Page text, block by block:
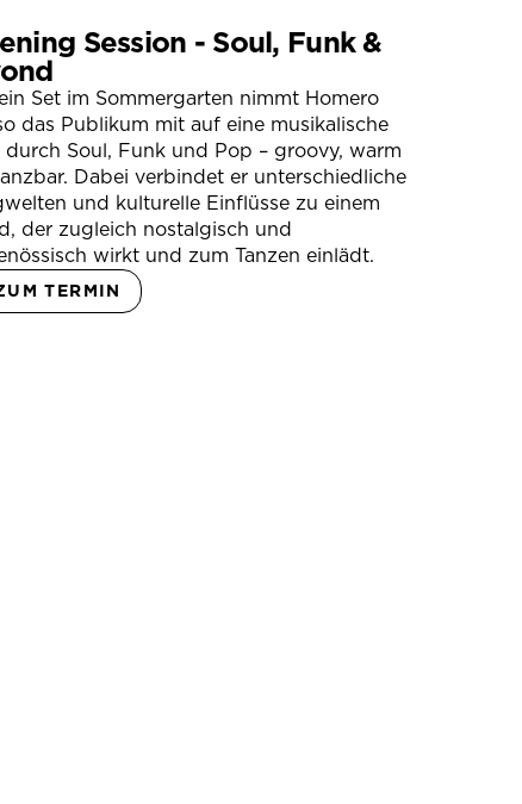
Session - Soul, Funk &
Set im Sommergarten nimmt Homero
das Publikum mit auf eine musikalische
durch Soul, Funk und Pop – groovy, warm
Dabei verbindet er unterschiedliche
und kulturelle Einflüsse zu einem
der zugleich nostalgisch und
wirkt und zum Tanzen einlädt.
TERMIN